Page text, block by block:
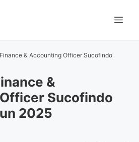
& Accounting Officer Sucofindo
&
Sucofindo
2025